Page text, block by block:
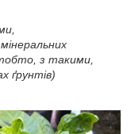
з такими,
ґрунтів)